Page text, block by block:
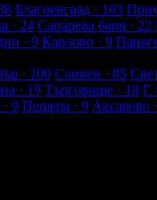
Благоевград · 103
· 24 Сапарева баня · 22
· 9 Карлово · 9
· 100 Сливен · 85
· 19 Търговище · 18 Г.
· 9 Пещера · 9 Аксаково